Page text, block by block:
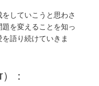
していこうと思わさ
を変えることを知っ
語り続けていきま
：